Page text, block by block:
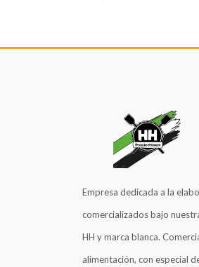
Empresa dedicada a la
comercializados bajo
HH y marca blanca.
alimentación, con especial